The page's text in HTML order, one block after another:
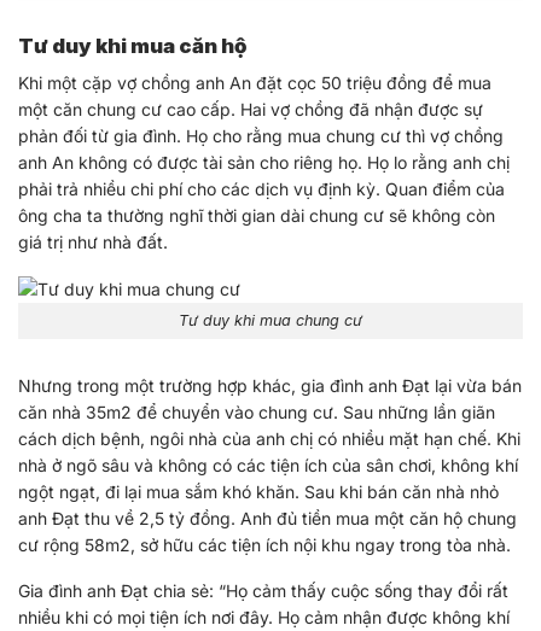
Tư duy khi mua căn hộ
Khi một cặp vợ chồng anh An đặt cọc 50 triệu đồng để mua
một căn chung cư cao cấp. Hai vợ chồng đã nhận được sự
phản đối từ gia đình. Họ cho rằng mua chung cư thì vợ chồng
anh An không có được tài sản cho riêng họ. Họ lo rằng anh chị
phải trả nhiều chi phí cho các dịch vụ định kỳ. Quan điểm của
ông cha ta thường nghĩ thời gian dài chung cư sẽ không còn
giá trị như nhà đất.
Tư duy khi mua chung cư
Nhưng trong một trường hợp khác, gia đình anh Đạt lại vừa bán
căn nhà 35m2 để chuyển vào chung cư. Sau những lần giãn
cách dịch bệnh, ngôi nhà của anh chị có nhiều mặt hạn chế. Khi
nhà ở ngõ sâu và không có các tiện ích của sân chơi, không khí
ngột ngạt, đi lại mua sắm khó khăn. Sau khi bán căn nhà nhỏ
anh Đạt thu về 2,5 tỷ đồng. Anh đủ tiền mua một căn hộ chung
cư rộng 58m2, sở hữu các tiện ích nội khu ngay trong tòa nhà.
Gia đình anh Đạt chia sẻ: “Họ cảm thấy cuộc sống thay đổi rất
nhiều khi có mọi tiện ích nơi đây. Họ cảm nhận được không khí